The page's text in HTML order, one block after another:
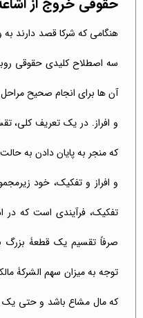
هنگامی که شرکا قصد دارند
سه اصطلاح کلیدی حقوقی
آن ها برای انجام صحیح
و افراز. در یک تعریف کلی،
که منجر به پایان دادن به
و افراز و تفکیک، خود
تفکیک، فرآیندی است که
صرفاً تقسیم یک قطعۀ
توجه به میزان سهم الشرکۀ
که مال مشاع باشد و حتی یک